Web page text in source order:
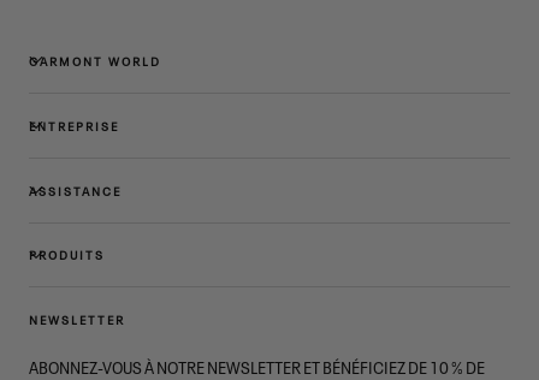
GARMONT WORLD
ENTREPRISE
ASSISTANCE
PRODUITS
NEWSLETTER
ABONNEZ-VOUS À NOTRE NEWSLETTER ET BÉNÉFICIEZ DE 10 % DE